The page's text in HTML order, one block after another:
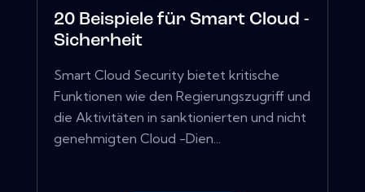
20 Beispiele für Smart Cloud -
Sicherheit
Smart Cloud Security bietet kritische
Funktionen wie den Regierungszugriff und
die Aktivitäten in sanktionierten und nicht
genehmigten Cloud -Dien...